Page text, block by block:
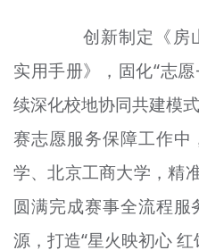
创新制定《房
实用手册》，固化“志愿
续深化校地协同共建模
赛志愿服务保障工作中
学、北京工商大学，精
圆满完成赛事全流程
源，打造“星火映初心红